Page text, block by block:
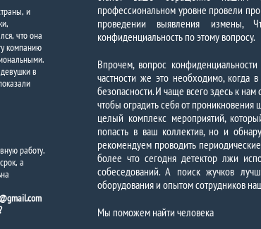
профессиональном уровне провели
проведении выявления измены,
конфиденциальность по этому вопросу.
Впрочем, вопрос
частности же это необходимо, когда
безопасности. И чаще всего здесь к
чтобы оградить себя от
целый комплекс мероприятий,
попасть в ваш коллектив, но и
рекомендуем проводить
более что сегодня детектор лжи
собеседований. А поиск жучков
оборудования и опытом сотрудников
Мы поможем найти человека
и
что она
компанию
в
работу.
а